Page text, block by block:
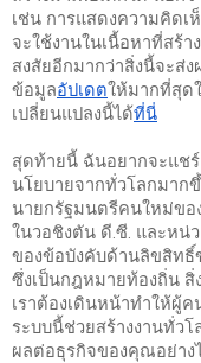
เช่น การแสดงความคิด
จะใช้งานในเนื้อหาที่สร้า
สงสัยอีกมากว่าสิ่งนี้จะส่ง
ข้อมูลอัปเดตให้มากที่สุด
เปลี่ยนแปลงนี้ได้ที่นี่
สุดท้ายนี้ ฉันอยากจะแช
นโยบายจากทั่วโลกมาก
นายกรัฐมนตรีคนใหม่ข
ในวอชิงตัน ดี.ซี. และหน่
ของข้อบังคับด้านลิขสิทธิ์
ซึ่งเป็นกฎหมายท้องถิ่น
เราต้องเดินหน้าทำให้ผู้ค
ระบบนี้ช่วยสร้างงานทั่วโ
ผลต่อธุรกิจของคุณอย่าง